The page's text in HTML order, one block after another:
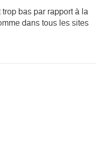
bas par rapport à la
dans tous les sites